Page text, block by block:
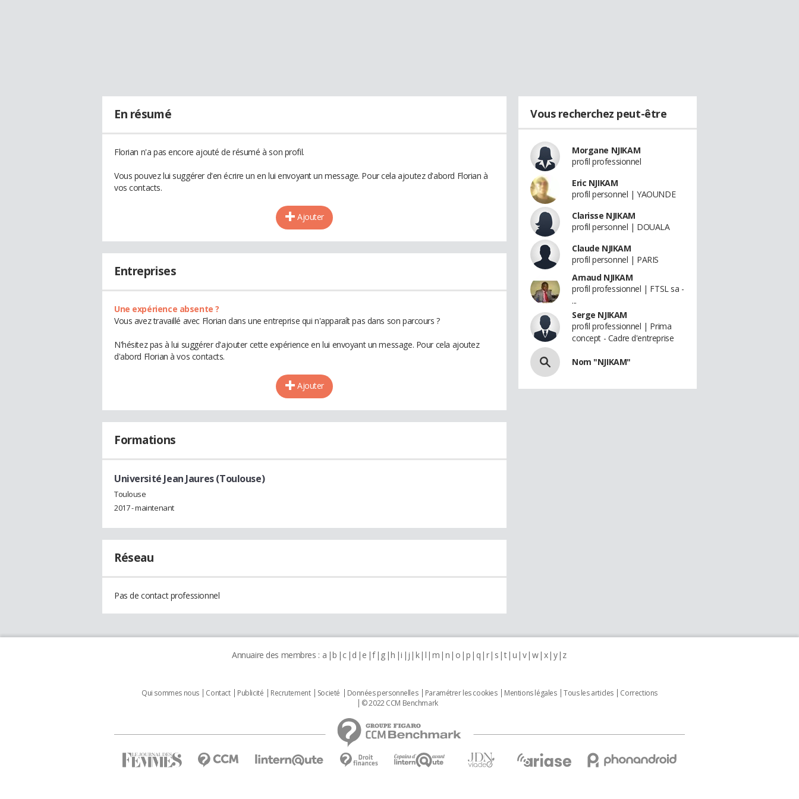
En résumé
Florian n'a pas encore ajouté de résumé à son profil.
Vous pouvez lui suggérer d'en écrire un en lui envoyant un message. Pour cela ajoutez d'abord Florian à
vos contacts.
Ajouter
Entreprises
Une expérience absente ?
Vous avez travaillé avec Florian dans une entreprise qui n'apparaît pas dans son parcours ?
N'hésitez pas à lui suggérer d'ajouter cette expérience en lui envoyant un message. Pour cela ajoutez
d'abord Florian à vos contacts.
Ajouter
Formations
Université Jean Jaures (Toulouse)
Toulouse
2017 - maintenant
Réseau
Pas de contact professionnel
Vous recherchez peut-être
Morgane NJIKAM
profil professionnel
Eric NJIKAM
profil personnel | YAOUNDE
Clarisse NJIKAM
profil personnel | DOUALA
Claude NJIKAM
profil personnel | PARIS
Arnaud NJIKAM
profil professionnel | FTSL sa -
...
Serge NJIKAM
profil professionnel | Prima
concept - Cadre d'entreprise
Nom "NJIKAM"
Annuaire des membres : a b c d e f g h i j k l m n o p q r s t u v w x y z
Qui sommes nous Contact Publicité Recrutement Societé Données personnelles Paramétrer les cookies Mentions légales Tous les articles
Corrections
© 2022 CCM Benchmark